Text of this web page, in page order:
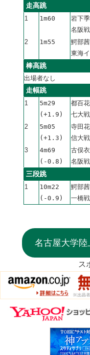
走高跳
1 1m60 岩下
名阪戦
2
1m55
鰐部
東海
棒高跳
出場者なし
走幅跳
1
5m29
(+1.9)
都百
七大戦
2
5m05
(+1.3)
寺田
信大戦
3
4m69
(-0.8)
古俣
名阪戦
三段跳
1
10m22
(-0.9)
鰐部
一橋戦
名古屋大学
ス